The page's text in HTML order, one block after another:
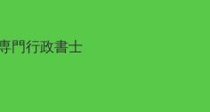
門行政書士